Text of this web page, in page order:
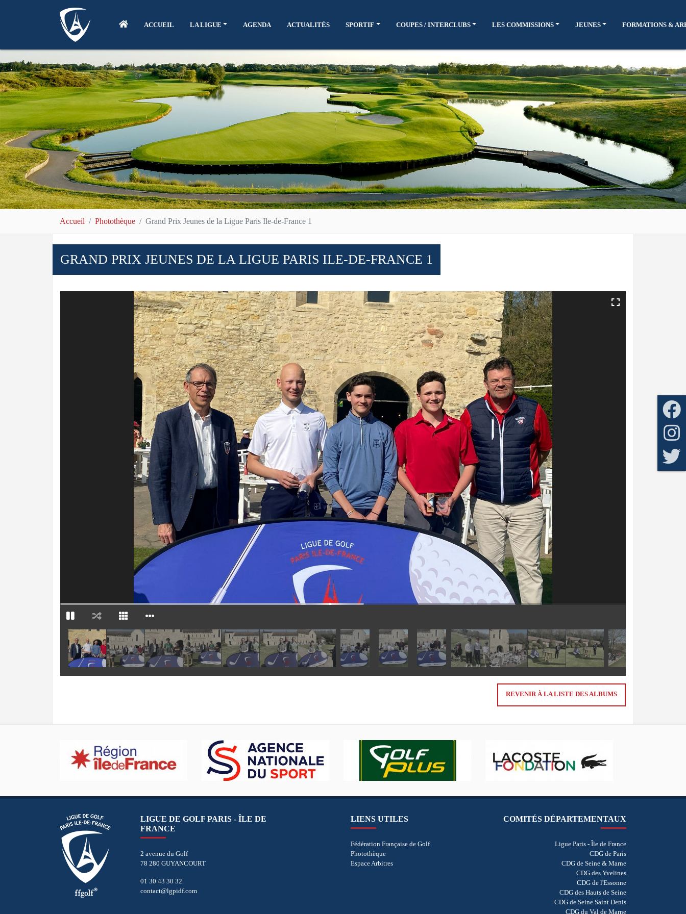
ACCUEIL LA LIGUE AGENDA ACTUALITÉS SPORTIF COUPES / INTERCLUBS LES COMMISSIONS JEUNES FORMATIONS &
Accueil Photothèque Grand Prix Jeunes de la Ligue Paris Ile-de-France 1
GRAND PRIX JEUNES DE LA LIGUE PARIS ILE-DE-FRANCE 1
REVENIR À LA LISTE DES ALBUMS
LIGUE DE GOLF PARIS - ÎLE DE
FRANCE
2 avenue du Golf
78 280 GUYANCOURT
01 30 43 30 32
contact@lgpidf.com
LIENS UTILES
Fédération Française de Golf
Photothèque
Espace Arbitres
COMITÉS DÉPARTEMENTAUX
Ligue Paris - Île de France
CDG de Paris
CDG de Seine & Marne
CDG des Yvelines
CDG de l'Essonne
CDG des Hauts de Seine
CDG de Seine Saint Denis
CDG du Val de Marne